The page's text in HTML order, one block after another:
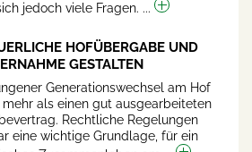
jedoch viele Fragen. ...
HOFÜBERGABE UND
GESTALTEN
Generationswechsel am Hof
als einen gut ausgearbeiteten
Rechtliche Regelungen
eine wichtige Grundlage, für ein